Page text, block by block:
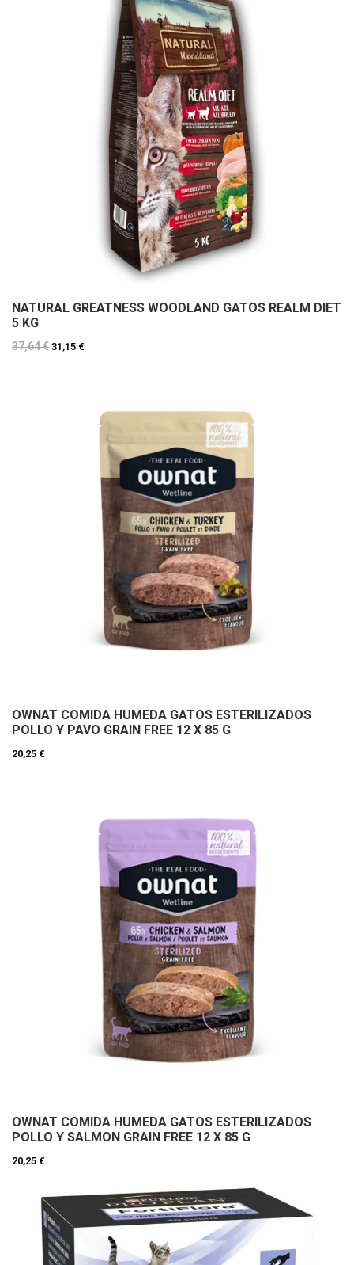
NATURAL GREATNESS WOODLAND GATOS REALM DIET
5 KG
37,64 € 31,15 €
OWNAT COMIDA HUMEDA GATOS ESTERILIZADOS
POLLO Y PAVO GRAIN FREE 12 X 85 G
20,25 €
OWNAT COMIDA HUMEDA GATOS ESTERILIZADOS
POLLO Y SALMON GRAIN FREE 12 X 85 G
20,25 €